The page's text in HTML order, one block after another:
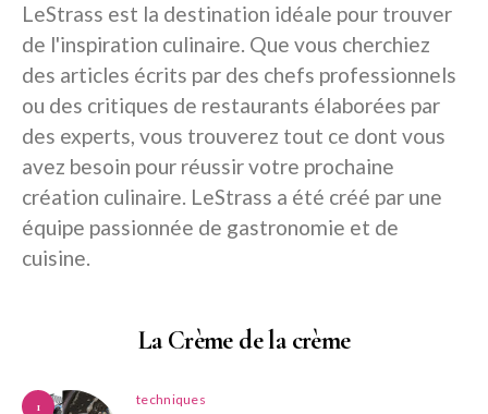
LeStrass est la destination idéale pour trouver
de l'inspiration culinaire. Que vous cherchiez
des articles écrits par des chefs professionnels
ou des critiques de restaurants élaborées par
des experts, vous trouverez tout ce dont vous
avez besoin pour réussir votre prochaine
création culinaire. LeStrass a été créé par une
équipe passionnée de gastronomie et de
cuisine.
La Crème de la crème
1 techniques